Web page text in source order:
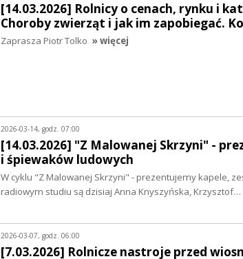
[14.03.2026] Rolnicy o cenach, rynku i
Choroby zwierząt i jak im zapobiegać.
Zaprasza Piotr Tolko » więcej
2026-03-14, godz. 07:00
[14.03.2026] "Z Malowanej Skrzyni" -
i śpiewaków ludowych
W cyklu "Z Malowanej Skrzyni" - prezentujemy kapele,
radiowym studiu są dzisiaj Anna Knyszyńska, Krzysztof…
2026-03-07, godz. 06:00
[7.03.2026] Rolnicze nastroje przed